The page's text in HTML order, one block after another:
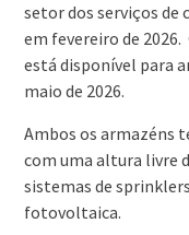
setor dos serviços de
em fevereiro de 2026.
está disponível para
maio de 2026.
Ambos os armazéns
com uma altura livre
sistemas de
fotovoltaica.